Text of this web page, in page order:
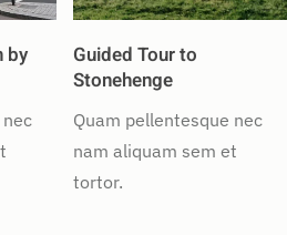
by
Guided Tour to
Stonehenge
Quam pellentesque nec
nam aliquam sem et
tortor.